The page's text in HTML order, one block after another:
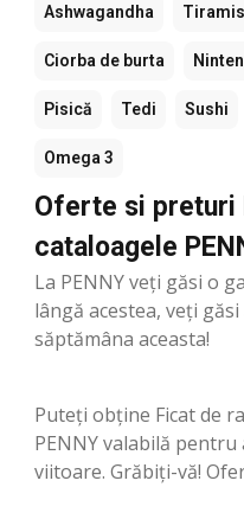
Ashwagandha
Ciorba de burta
Pisică Tedi Sushi
Omega 3
Oferte si preturi
cataloagele
La PENNY veți găsi o
lângă acestea, veți
săptămâna aceasta!
Puteți obține Ficat de
PENNY valabilă
viitoare. Grăbiți-vă!